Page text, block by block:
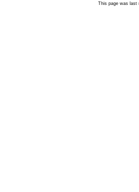
This page was last